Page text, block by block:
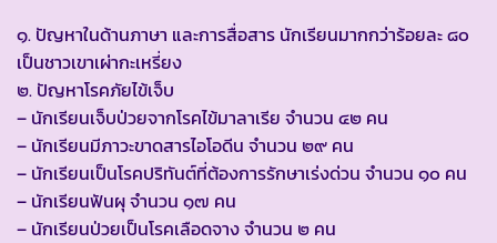
๑. ปัญหาในด้านภาษา และการสื่อสาร นักเรียนมากกว่าร้อยละ ๘๐
เป็นชาวเขาเผ่ากะเหรี่ยง
๒. ปัญหาโรคภัยไข้เจ็บ
– นักเรียนเจ็บป่วยจากโรคไข้มาลาเรีย จำนวน ๔๒ คน
– นักเรียนมีภาวะขาดสารไอโอดีน จำนวน ๒๙ คน
– นักเรียนเป็นโรคปริทันต์ที่ต้องการรักษาเร่งด่วน จำนวน ๑๐ คน
– นักเรียนฟันผุ จำนวน ๑๗ คน
– นักเรียนป่วยเป็นโรคเลือดจาง จำนวน ๒ คน